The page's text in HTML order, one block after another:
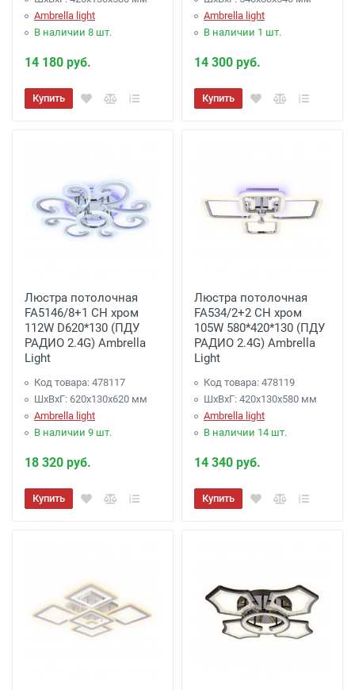
Ambrella light
В наличии 8 шт.
14 180 руб.
Купить
Ambrella light
В наличии 1 шт.
14 300 руб.
Купить
Люстра потолочная
FA5146/8+1 CH хром
112W D620*130 (ПДУ
РАДИО 2.4G) Ambrella
Light
Код товара: 478117
ШхВхГ: 620x130x620 мм
Ambrella light
В наличии 9 шт.
18 320 руб.
Купить
Люстра потолочная
FA534/2+2 CH хром
105W 580*420*130 (ПДУ
РАДИО 2.4G) Ambrella
Light
Код товара: 478119
ШхВхГ: 420x130x580 мм
Ambrella light
В наличии 14 шт.
14 340 руб.
Купить